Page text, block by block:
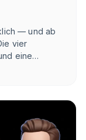
— und ab
vier
eine